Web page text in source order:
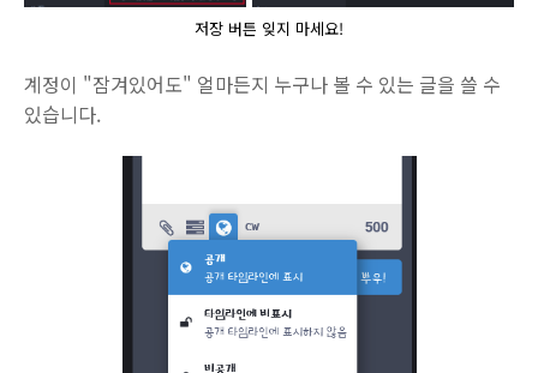
저장 버튼 잊지 마세요!
계정이 "잠겨있어도" 얼마든지 누구나 볼 수 있는 글을 쓸 수
있습니다.